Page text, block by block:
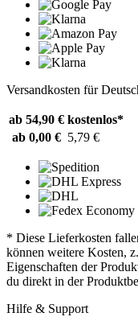
Versandkosten für
ab 54,90 € kostenlos*
ab 0,00 € 5,79 €
* Diese Lieferkosten
können weitere Kosten,
Eigenschaften der
du direkt in der
Hilfe & Support